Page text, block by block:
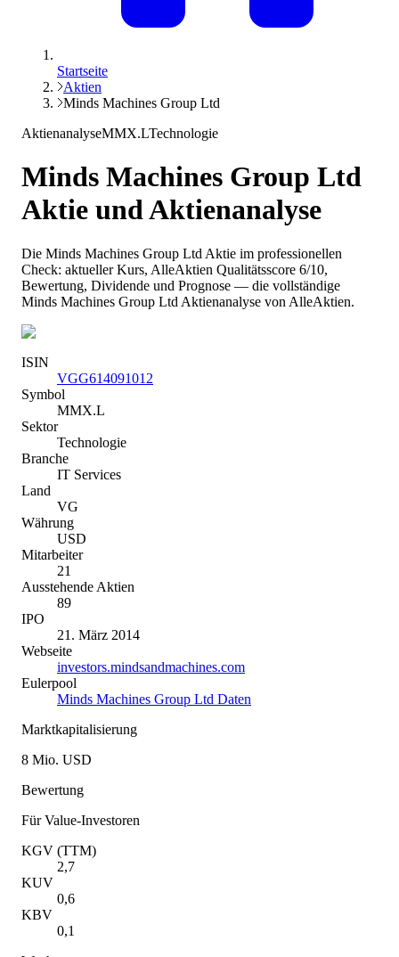
Startseite
Aktien
Minds Machines Group Ltd
AktienanalyseMMX.LTechnologie
Minds Machines Group Ltd
Aktie und Aktienanalyse
Die Minds Machines Group Ltd Aktie im professionellen
Check: aktueller Kurs, AlleAktien Qualitätsscore 6/10,
Bewertung, Dividende und Prognose — die vollständige
Minds Machines Group Ltd Aktienanalyse von AlleAktien.
ISIN
VGG614091012
Symbol
MMX.L
Sektor
Technologie
Branche
IT Services
Land
VG
Währung
USD
Mitarbeiter
21
Ausstehende Aktien
89
IPO
21. März 2014
Webseite
investors.mindsandmachines.com
Eulerpool
Minds Machines Group Ltd Daten
Marktkapitalisierung
8 Mio. USD
Bewertung
Für Value-Investoren
KGV (TTM)
2,7
KUV
0,6
KBV
0,1